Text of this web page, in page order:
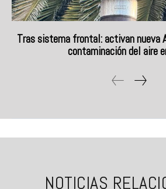
Tras sistema frontal: activan nueva
contaminación del aire
NOTICIAS